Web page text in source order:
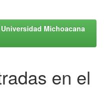
Michoacana
en el